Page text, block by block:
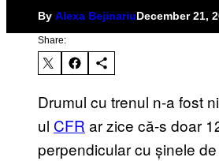
By Alexa BejinariuDecember 21,
Share:
Drumul cu trenul n-a fost
ul CFR ar zice că-s doar
perpendicular cu șinele